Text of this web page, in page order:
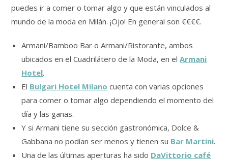
puedes ir a comer o tomar algo y que están vinculados al
mundo de la moda en Milán. ¡Ojo! En general son €€€€.
Armani/Bamboo Bar o Armani/Ristorante, ambos
ubicados en el Cuadrilátero de la Moda, en elArmani
Hotel.
El Bulgari Hotel Milano cuenta con varias opciones
para comer o tomar algo dependiendo el momento del
día y las ganas.
Y si Armani tiene su sección gastronómica, Dolce &
Gabbana no podían ser menos y tienen su Bar Martini.
Una de las últimas aperturas ha sido DaVittorio café